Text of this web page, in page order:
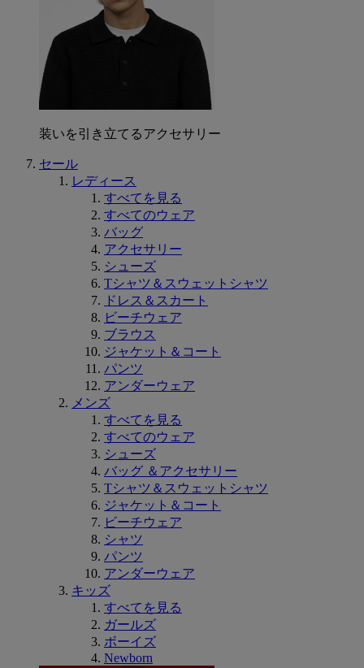
装いを引き立てるアクセサリー
セール
レディース
すべてを見る
すべてのウェア
バッグ
アクセサリー
シューズ
Tシャツ＆スウェットシャツ
ドレス＆スカート
ビーチウェア
ブラウス
ジャケット＆コート
パンツ
アンダーウェア
メンズ
すべてを見る
すべてのウェア
シューズ
バッグ ＆アクセサリー
Tシャツ＆スウェットシャツ
ジャケット＆コート
ビーチウェア
シャツ
パンツ
アンダーウェア
キッズ
すべてを見る
ガールズ
ボーイズ
Newborn